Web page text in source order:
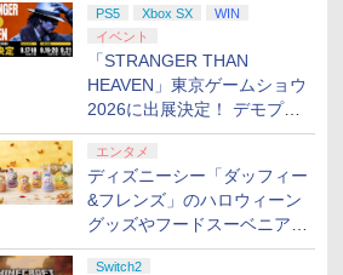
PS5 Xbox SX
WIN
イベント
「STRANGER THAN
HEAVEN」東京ゲームショウ
2026に出展決定！ デモプレ
イや体験型展示も
エンタメ
ディズニーシー「ダッフィー
&フレンズ」のハロウィーン
グッズやフードスーベニアが
8月25日より発売
Switch2